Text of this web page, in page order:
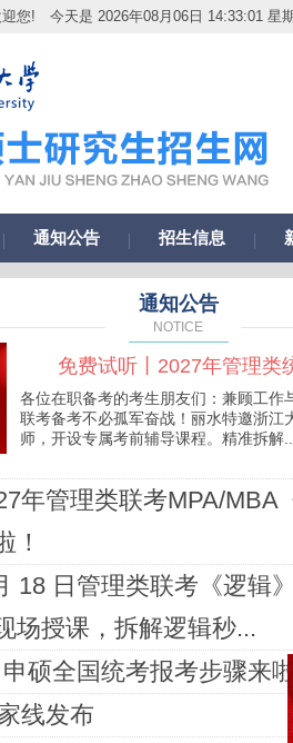
迎您! 今天是 2026年08月06日 14:33:02 星
通知公告 招生信息
通知公告
NOTICE
免费试听丨2027年管理类
各位在职备考的考生朋友们：兼顾工作
联考备考不必孤军奋战！丽水特邀浙江
师，开设专属考前辅导课程。精准拆解
年管理类联考MPA/MBA
！
18 日管理类联考《逻辑
授课，拆解逻辑秒...
硕全国统考报考步骤来
线发布